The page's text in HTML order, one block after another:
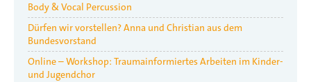
Body & Vocal Percussion
Dürfen wir vorstellen? Anna und Christian aus dem
Bundesvorstand
Online – Workshop: Traumainformiertes Arbeiten im Kinder-
und Jugendchor